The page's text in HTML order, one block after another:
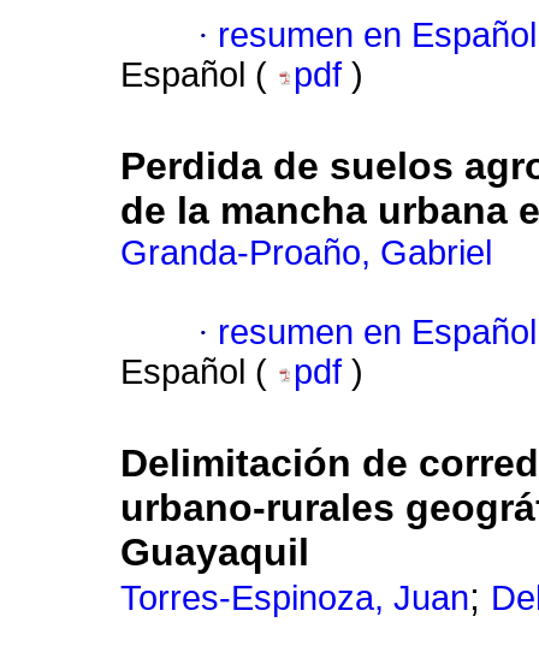
· resumen en Español
Español (
pdf )
Perdida de suelos
de la mancha urbana
Granda-Proaño, Gabriel
· resumen en Español
Español (
pdf )
Delimitación de
urbano-rurales
Guayaquil
Torres-Espinoza, Juan;